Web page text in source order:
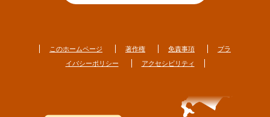
このホームページ 著作権 免責事項
プラ
イバシーポリシー
アクセシビリティ